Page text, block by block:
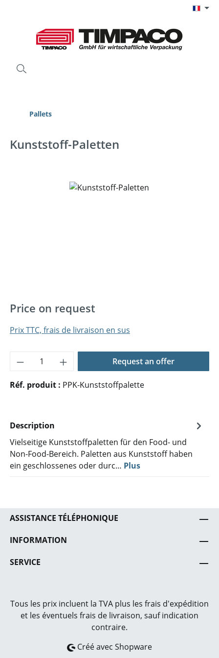
Pallets
Kunststoff-Paletten
Ignorer la galerie d'images
Price on request
Prix TTC, frais de livraison en sus
Quantité de produit : Entrez la
Request an offer
Réf. produit : PPK-Kunststoffpalette
Description
Vielseitige Kunststoffpaletten für den Food- und
Non-Food-Bereich. Paletten aus Kunststoff haben
ein geschlossenes oder durc… Plus
ASSISTANCE TÉLÉPHONIQUE
INFORMATION
SERVICE
Tous les prix incluent la TVA plus les frais d'expédition
et les éventuels frais de livraison, sauf indication
contraire.
Créé avec Shopware